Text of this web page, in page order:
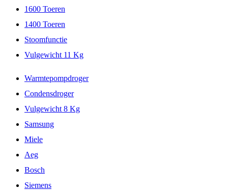
1600 Toeren
1400 Toeren
Stoomfunctie
Vulgewicht 11 Kg
Warmtepompdroger
Condensdroger
Vulgewicht 8 Kg
Samsung
Miele
Aeg
Bosch
Siemens